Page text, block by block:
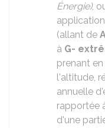
Énergie),
(allant de
à G-
prenant
l'altitude,
annuelle
rapportée
d'une